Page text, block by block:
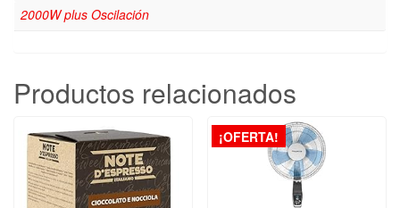
2000W plus Oscilación
Productos relacionados
¡OFERTA!